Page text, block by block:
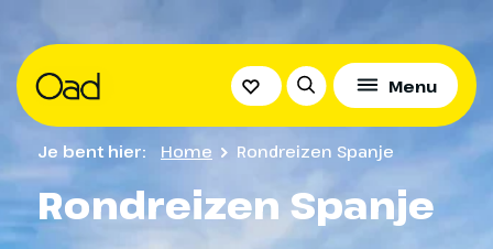
Menu
Rondreizen Spanje
Je bent hier: Home Rondreizen Spanje